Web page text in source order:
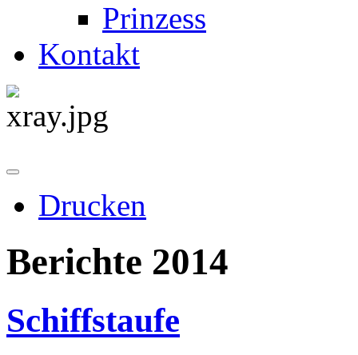
Prinzess
Kontakt
Drucken
Berichte 2014
Schiffstaufe